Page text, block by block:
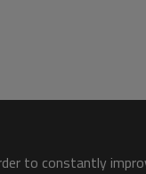
to constantly